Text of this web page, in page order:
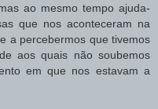
ao mesmo tempo ajuda-
que nos aconteceram na
a percebermos que tivemos
aos quais não soubemos
em que nos estavam a